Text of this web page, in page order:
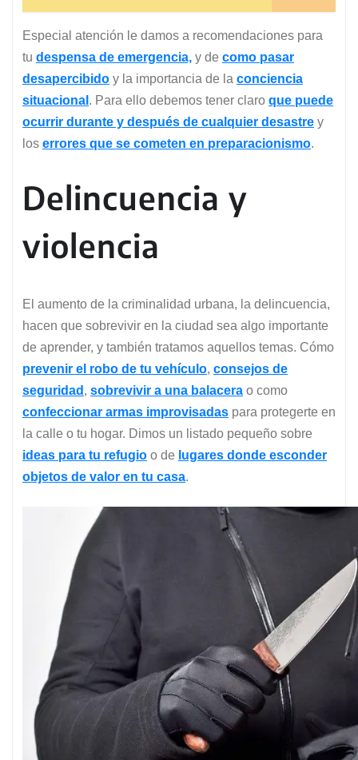
Especial atención le damos a recomendaciones para
tu despensa de emergencia, y de como pasar
desapercibido y la importancia de la conciencia
situacional . Para ello debemos tener claro que puede
ocurrir durante y después de cualquier desastre y
los errores que se cometen en preparacionismo.
Delincuencia y
violencia
El aumento de la criminalidad urbana, la delincuencia,
hacen que sobrevivir en la ciudad sea algo importante
de aprender, y también tratamos aquellos temas. Cómo
prevenir el robo de tu vehículo, consejos de
seguridad , sobrevivir a una balacera o como
confeccionar armas improvisadas para protegerte en
la calle o tu hogar. Dimos un listado pequeño sobre
ideas para tu refugio o de lugares donde esconder
objetos de valor en tu casa.